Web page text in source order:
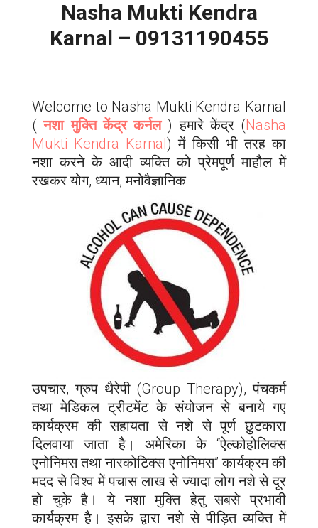
Nasha Mukti Kendra
Karnal – 09131190455
Welcome to Nasha Mukti Kendra Karnal
(नशा मुक्ति केंद्र कर्नल) हमारे केंद्र (Nasha
Mukti Kendra Karnal) में किसी भी तरह का
नशा करने के आदी व्यक्ति को प्रेमपूर्ण माहौल में
रखकर योग, ध्यान, मनोवैज्ञानिक
उपचार, ग्रुप थैरेपी (Group Therapy), पंचकर्म
तथा मेडिकल ट्रीटमेंट के संयोजन से बनाये गए
कार्यक्रम की सहायता से नशे से पूर्ण छुटकारा
दिलवाया जाता है। अमेरिका के “ऐल्कोहोलिक्स
एनोनिमस तथा नारकोटिक्स एनोनिमस” कार्यक्रम की
मदद से विश्व में पचास लाख से ज्यादा लोग नशे से दूर
हो चुके है। ये नशा मुक्ति हेतु सबसे प्रभावी
कार्यक्रम है। इसके द्वारा नशे से पीड़ित व्यक्ति में